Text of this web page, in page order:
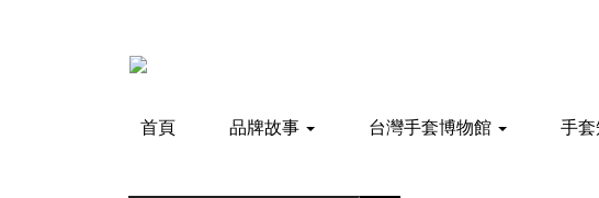
首頁 品牌故事 台灣手套博物館 手